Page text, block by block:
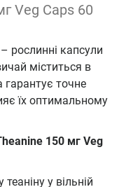
Veg Caps 60
– рослинні капсули
міститься в
точне
їх оптимальному
150 мг Veg
у вільній